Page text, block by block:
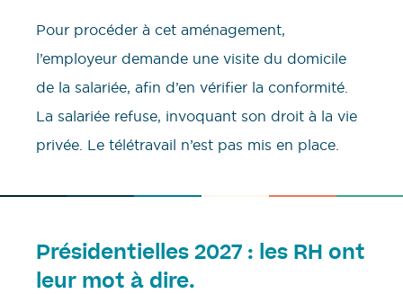
Pour procéder à cet aménagement,
l’employeur demande une visite du domicile
de la salariée, afin d’en vérifier la conformité.
La salariée refuse, invoquant son droit à la vie
privée. Le télétravail n’est pas mis en place.
Présidentielles 2027 : les RH ont
leur mot à dire.